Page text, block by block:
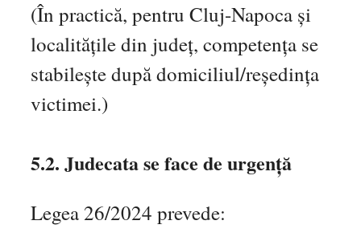
(În practică, pentru Cluj-Napoca și
localitățile din județ, competența se
stabilește după domiciliul/reședința
victimei.)
5.2. Judecata se face de urgență
Legea 26/2024 prevede: